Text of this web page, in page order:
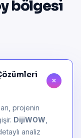
bölgesi
projenin
DijiWOW
analiz